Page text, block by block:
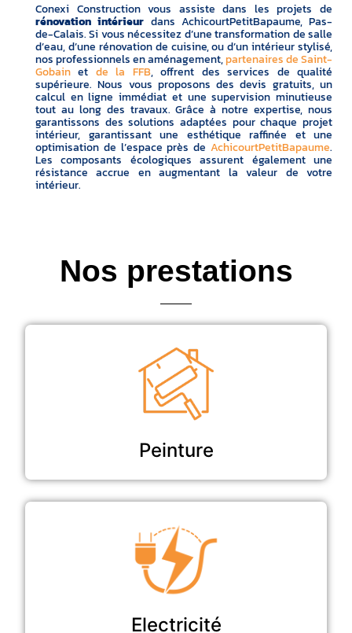
Conexi Construction vous assiste dans les projets de
rénovation intérieur dans AchicourtPetitBapaume, Pas-
de-Calais. Si vous nécessitez d’une transformation de salle
d’eau, d’une rénovation de cuisine, ou d’un intérieur stylisé,
nos professionnels en aménagement,partenaires de Saint-
Gobain et de la FFB, offrent des services de qualité
supérieure. Nous vous proposons des devis gratuits, un
calcul en ligne immédiat et une supervision minutieuse
tout au long des travaux. Grâce à notre expertise, nous
garantissons des solutions adaptées pour chaque projet
intérieur, garantissant une esthétique raffinée et une
optimisation de l’espace près de AchicourtPetitBapaume.
Les composants écologiques assurent également une
résistance accrue en augmentant la valeur de votre
intérieur.
Nos prestations
Peinture
Electricité